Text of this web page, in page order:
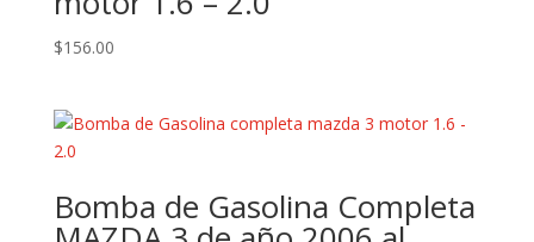
$156.00
Bomba de Gasolina Completa